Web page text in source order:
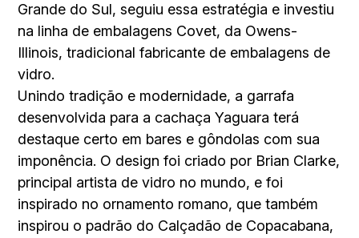
Grande do Sul, seguiu essa estratégia e investiu
na linha de embalagens Covet, da Owens-
Illinois, tradicional fabricante de embalagens de
vidro.
Unindo tradição e modernidade, a garrafa
desenvolvida para a cachaça Yaguara terá
destaque certo em bares e gôndolas com sua
imponência. O design foi criado por Brian Clarke,
principal artista de vidro no mundo, e foi
inspirado no ornamento romano, que também
inspirou o padrão do Calçadão de Copacabana,